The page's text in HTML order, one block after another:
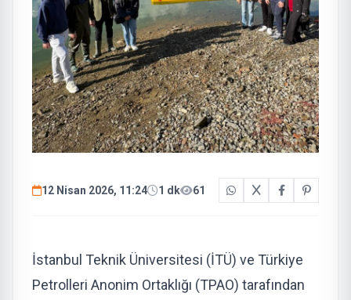
12 Nisan 2026, 11:24 1 dk 61
İstanbul Teknik Üniversitesi (İTÜ) ve Türkiye
Petrolleri Anonim Ortaklığı (TPAO) tarafından